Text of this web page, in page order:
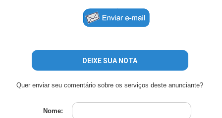
DEIXE SUA NOTA
Quer enviar seu comentário sobre os serviços deste anunciante?
Nome: